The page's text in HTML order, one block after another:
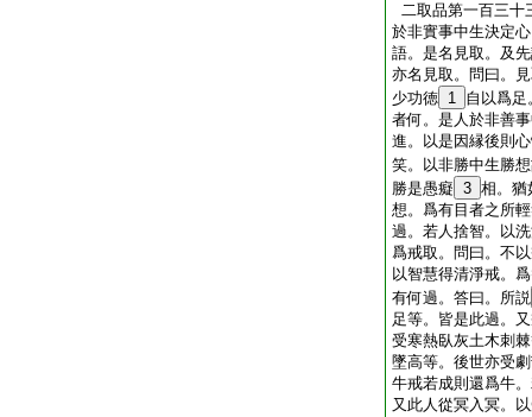
二取品第一百三十
於非實事中生決定
語。是名見取。及
亦名見取。問曰。
少功徳 1 自以爲
者何。是人於非善
進。以是因縁後則
笑。以非勝中生勝
勝是愚癡 3 相。猶
想。爲有目者之所
過。若人捨智。以
爲戒取。問曰。不
以智慧得清淨戒。
有何過。答曰。所説
足等。皆是此過。
受寒熱臥灰土木刺
墜高等。後世亦受
牛戒若成則還爲牛
又此人從冥入冥。